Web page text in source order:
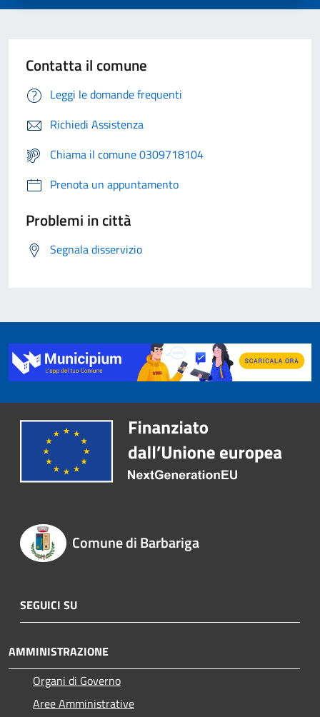
Contatta il comune
Leggi le domande frequenti
Richiedi Assistenza
Chiama il comune 0309718104
Prenota un appuntamento
Problemi in città
Segnala disservizio
Comune di Barbariga
SEGUICI SU
AMMINISTRAZIONE
Organi di Governo
Aree Amministrative